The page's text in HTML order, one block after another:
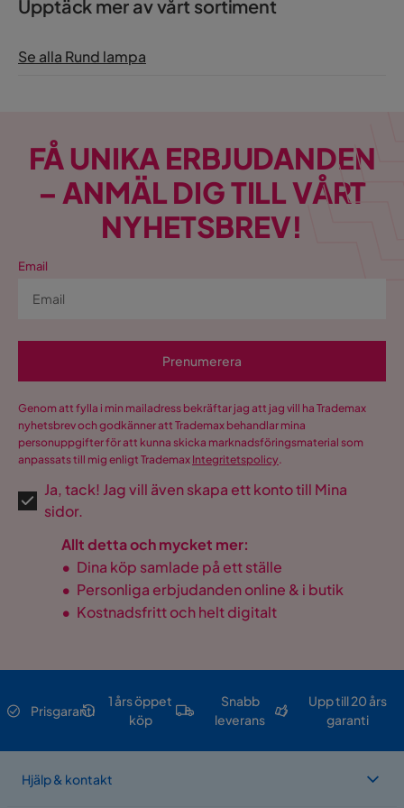
Upptäck mer av vårt sortiment
Se alla Rund lampa
FÅ UNIKA ERBJUDANDEN
– ANMÄL DIG TILL VÅRT
NYHETSBREV!
Email
Prenumerera
Genom att fylla i min mailadress bekräftar jag att jag vill ha Trademax
nyhetsbrev och godkänner att Trademax behandlar mina
personuppgifter för att kunna skicka marknadsföringsmaterial som
anpassats till mig enligt Trademax Integritetspolicy.
Ja, tack! Jag vill även skapa ett konto till Mina
sidor.
Allt detta och mycket mer:
• Dina köp samlade på ett ställe
• Personliga erbjudanden online & i butik
• Kostnadsfritt och helt digitalt
Prisgaranti
1 års öppet
köp
Snabb
leverans
Upp till 20 års
garanti
Hjälp & kontakt